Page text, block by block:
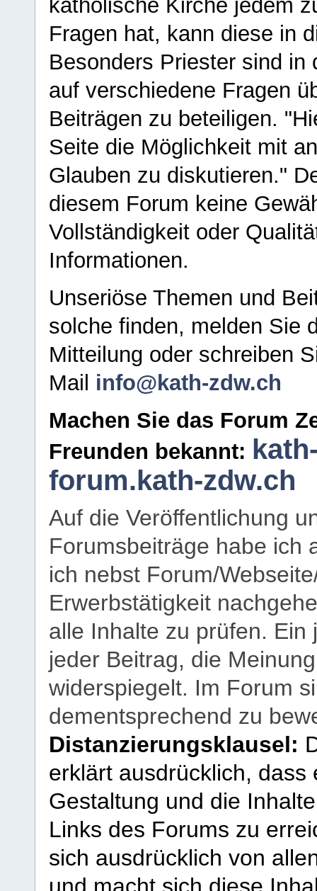
katholische Kirche jedem
Fragen hat, kann diese in
Besonders Priester sind in
auf verschiedene Fragen
Beiträgen zu beteiligen.
Seite die Möglichkeit mit
Glauben zu diskutieren."
diesem Forum keine
Vollständigkeit oder
Informationen.
Unseriöse Themen und
solche finden, melden Sie
Mitteilung oder schreiben
Mail info@kath-zdw.ch
Machen Sie das Forum
Freunden bekannt:
forum.kath-zdw.ch
Auf die Veröffentlichung
Forumsbeiträge habe ich
ich nebst Forum/
Erwerbstätigkeit
alle Inhalte zu prüfen.
jeder Beitrag, die
widerspiegelt. Im Forum
dementsprechend zu
Distanzierungsklausel:
erklärt ausdrücklich,
Gestaltung und die
Links des Forums zu
sich ausdrücklich von
und macht sich diese